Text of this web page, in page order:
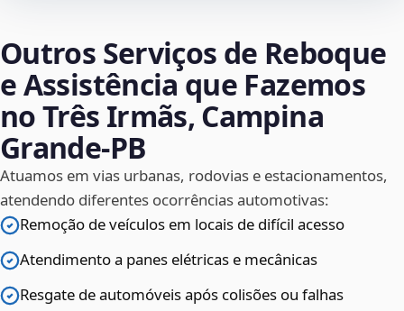
Outros Serviços de Reboque
e Assistência que Fazemos
no Três Irmãs, Campina
Grande‑PB
Atuamos em vias urbanas, rodovias e estacionamentos,
atendendo diferentes ocorrências automotivas:
Remoção de veículos em locais de difícil acesso
Atendimento a panes elétricas e mecânicas
Resgate de automóveis após colisões ou falhas